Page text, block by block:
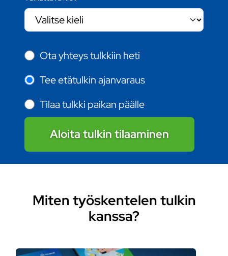
Ota yhteys tulkkiin heti
Tee etätulkin ajanvaraus
Tilaa tulkki paikan päälle
Aloita tulkin tilaaminen
Miten työskentelen tulkin
kanssa?